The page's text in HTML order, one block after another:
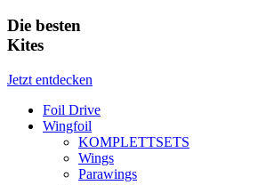
Die besten
Kites
Jetzt entdecken
Foil Drive
Wingfoil
KOMPLETTSETS
Wings
Parawings